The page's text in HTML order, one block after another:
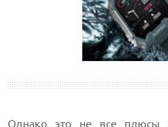
Однако это не все плюсы